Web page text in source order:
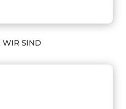
WIR SIND